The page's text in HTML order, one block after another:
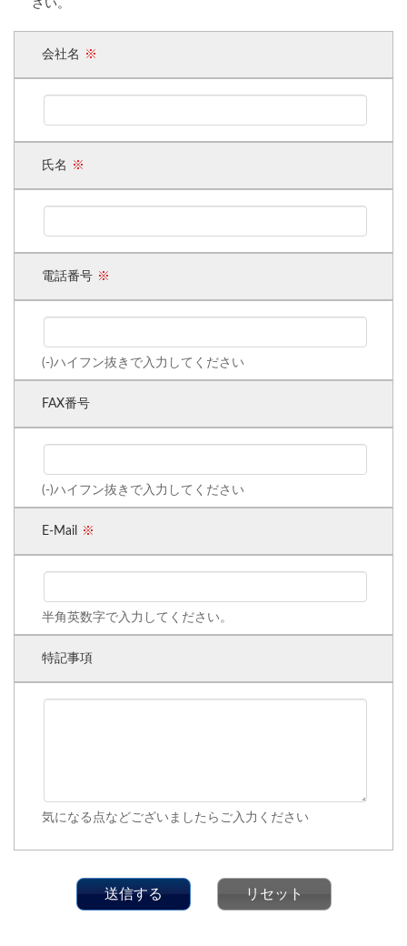
さい。
会社名
氏名
電話番号
(-)ハイフン抜きで入力してください
FAX番号
(-)ハイフン抜きで入力してください
E-Mail
半角英数字で入力してください。
特記事項
気になる点などございましたらご入力ください
送信する リセット